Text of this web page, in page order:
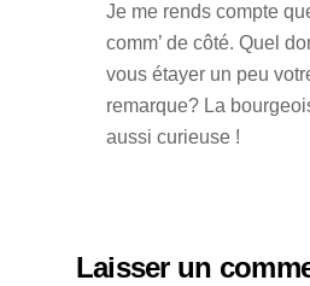
Je me rends compte
comm’ de côté. Quel
vous étayer un peu
remarque? La
aussi curieuse !
Laisser un